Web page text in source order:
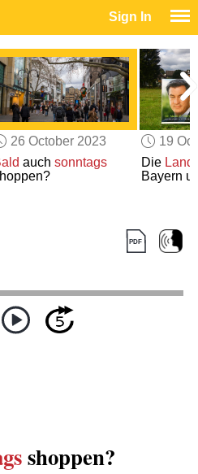
Sign In
26 October 2023
auch sonntags
19
Die
Bayern
shoppen?